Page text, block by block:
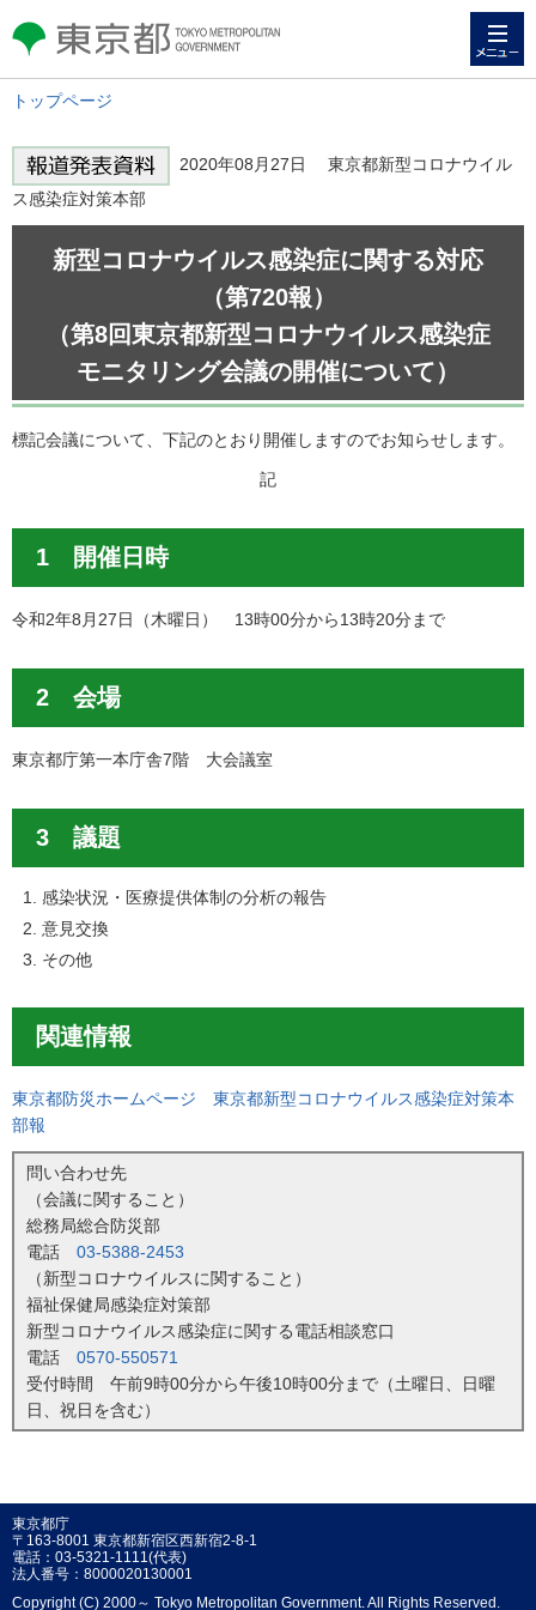
東京都 TOKYO METROPOLITAN
GOVERNMENT
トップページ
2020年08月27日 東京都新型コロナウイル
ス感染症対策本部
新型コロナウイルス感染症に関する対応
（第720報）
（第8回東京都新型コロナウイルス感染症
モニタリング会議の開催について）
標記会議について、下記のとおり開催しますのでお知らせします。
記
1 開催日時
令和2年8月27日（木曜日） 13時00分から13時20分まで
2 会場
東京都庁第一本庁舎7階 大会議室
3 議題
感染状況・医療提供体制の分析の報告
意見交換
その他
関連情報
東京都防災ホームページ 東京都新型コロナウイルス感染症対策本
部報
問い合わせ先
（会議に関すること）
総務局総合防災部
電話 03-5388-2453
（新型コロナウイルスに関すること）
福祉保健局感染症対策部
新型コロナウイルス感染症に関する電話相談窓口
電話 0570-550571
受付時間 午前9時00分から午後10時00分まで（土曜日、日曜
日、祝日を含む）
東京都庁
〒163-8001 東京都新宿区西新宿2-8-1
電話：03-5321-1111(代表)
法人番号：8000020130001
Copyright (C) 2000～ Tokyo Metropolitan Government. All Rights Reserved.